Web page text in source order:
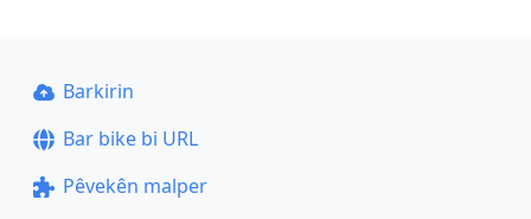
Barkirin
Bar bike bi URL
Pêvekên malper